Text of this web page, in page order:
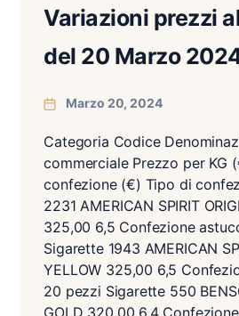
Variazioni prezzi
del 20 Marzo
Marzo 20, 2024
Categoria Codice
commerciale Prezzo per KG
confezione (€) Tipo di
2231 AMERICAN SPIRIT
325,00 6,5 Confezione
Sigarette 1943 AMERICAN
YELLOW 325,00 6,5
20 pezzi Sigarette 550
GOLD 320,00 6,4